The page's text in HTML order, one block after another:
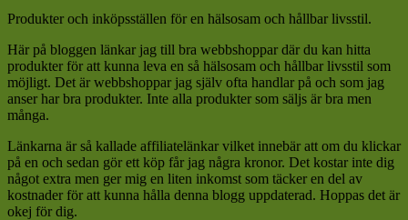
Produkter och inköpsställen för en hälsosam och hållbar livsstil.
Här på bloggen länkar jag till bra webbshoppar där du kan hitta
produkter för att kunna leva en så hälsosam och hållbar livsstil som
möjligt. Det är webbshoppar jag själv ofta handlar på och som jag
anser har bra produkter. Inte alla produkter som säljs är bra men
många.
Länkarna är så kallade affiliatelänkar vilket innebär att om du klickar
på en och sedan gör ett köp får jag några kronor. Det kostar inte dig
något extra men ger mig en liten inkomst som täcker en del av
kostnader för att kunna hålla denna blogg uppdaterad. Hoppas det är
okej för dig.